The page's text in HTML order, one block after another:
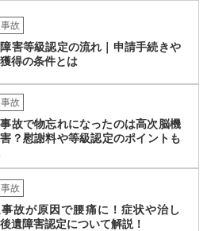
いいかもしれません。
故
害等級認定の流れ｜申請手続きや
得の条件とは
故
故で物忘れになったのは高次脳機
？慰謝料や等級認定のポイントも
故
故が原因で腰痛に！症状や治し
遺障害認定について解説！